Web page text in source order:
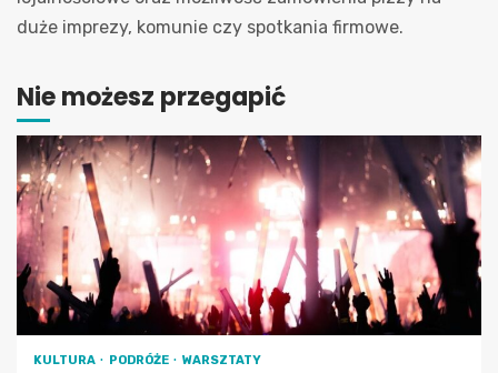
duże imprezy, komunie czy spotkania firmowe.
Nie możesz przegapić
KULTURA PODRÓŻE WARSZTATY